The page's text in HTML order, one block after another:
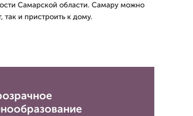
Самарской области. Самару можно
так и пристроить к дому.